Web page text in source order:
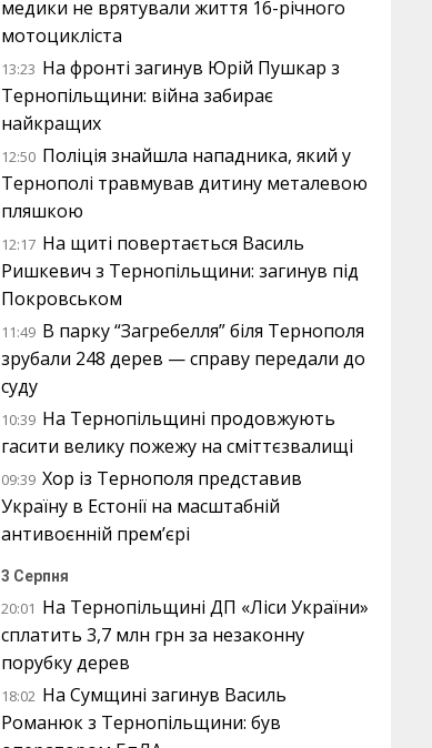
медики не врятували життя 16-річного
мотоцикліста
13:23 На фронті загинув Юрій Пушкар з
Тернопільщини: війна забирає
найкращих
12:50 Поліція знайшла нападника, який у
Тернополі травмував дитину металевою
пляшкою
12:17 На щиті повертається Василь
Ришкевич з Тернопільщини: загинув під
Покровськом
11:49 В парку “Загребелля” біля Тернополя
зрубали 248 дерев — справу передали до
суду
10:39 На Тернопільщині продовжують
гасити велику пожежу на сміттєзвалищі
09:39 Хор із Тернополя представив
Україну в Естонії на масштабній
антивоєнній прем’єрі
3 Серпня
20:01 На Тернопільщині ДП «Ліси України»
сплатить 3,7 млн грн за незаконну
порубку дерев
18:02 На Сумщині загинув Василь
Романюк з Тернопільщини: був